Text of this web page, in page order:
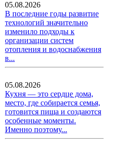
05.08.2026
В последние годы развитие
технологий значительно
изменило подходы к
организации систем
отопления и водоснабжения
в...
05.08.2026
Кухня — это сердце дома,
место, где собирается семья,
готовится пища и создаются
особенные моменты.
Именно поэтому...